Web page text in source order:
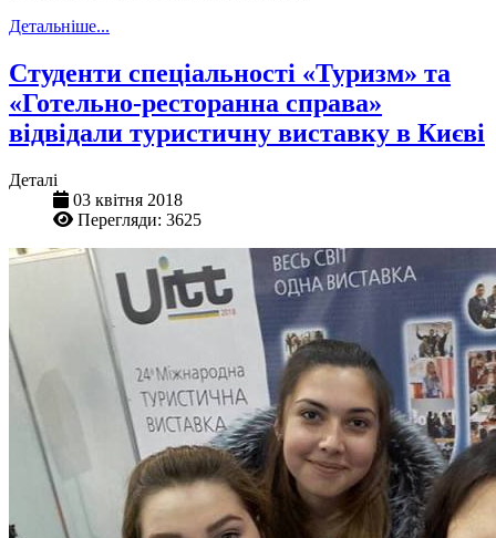
Детальніше...
Студенти спеціальності «Туризм» та
«Готельно-ресторанна справа»
відвідали туристичну виставку в Києві
Деталі
03 квітня 2018
Перегляди: 3625